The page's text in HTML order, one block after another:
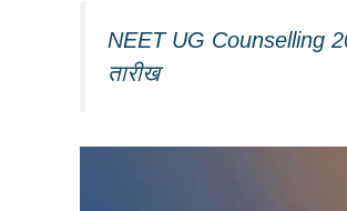
NEET UG Counselling
तारीख